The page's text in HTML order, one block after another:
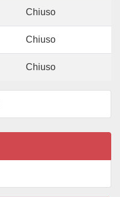
Chiuso
Chiuso
Chiuso